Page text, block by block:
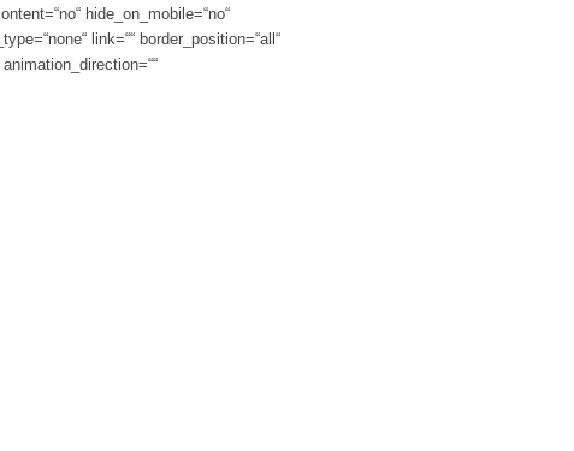
hide_on_mobile=“no“
link=““ border_position=“all“